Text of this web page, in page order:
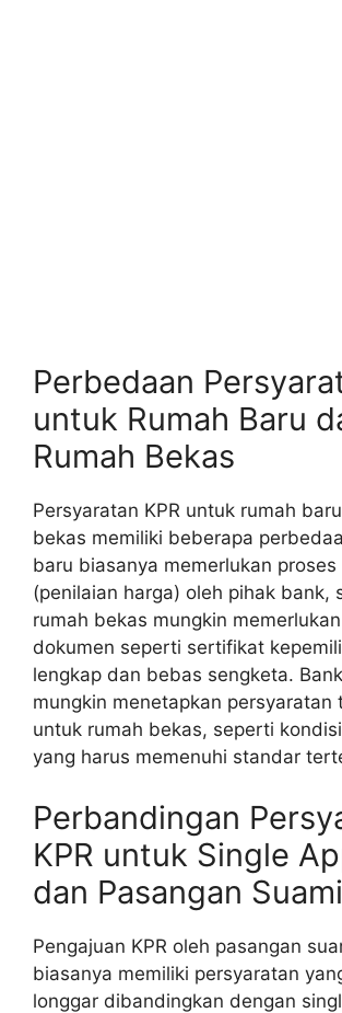
Perbedaan
untuk Rumah Baru
Rumah Bekas
Persyaratan KPR untuk rumah
bekas memiliki beberapa
baru biasanya memerlukan proses
(penilaian harga) oleh pihak bank,
rumah bekas mungkin
dokumen seperti sertifikat
lengkap dan bebas sengketa.
mungkin menetapkan persyaratan
untuk rumah bekas, seperti
yang harus memenuhi standar
Perbandingan
KPR untuk Single
dan Pasangan
Pengajuan KPR oleh pasangan
biasanya memiliki persyaratan
longgar dibandingkan dengan